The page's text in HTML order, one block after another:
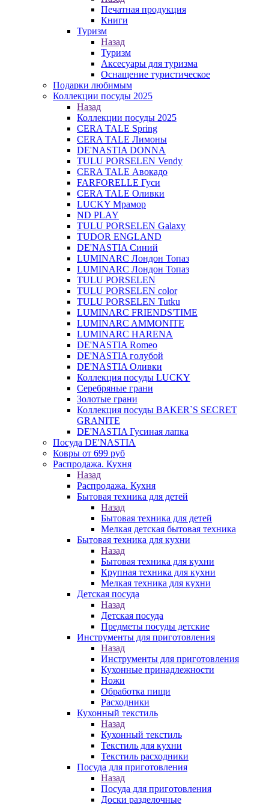
Печатная продукция
Книги
Туризм
Назад
Туризм
Аксесуары для туризма
Оснащение туристическое
Подарки любимым
Коллекции посуды 2025
Назад
Коллекции посуды 2025
CERA TALE Spring
CERA TALE Лимоны
DE'NASTIA DONNA
TULU PORSELEN Vendy
CERA TALE Авокадо
FARFORELLE Гуси
CERA TALE Оливки
LUCKY Мрамор
ND PLAY
TULU PORSELEN Galaxy
TUDOR ENGLAND
DE'NASTIA Синий
LUMINARC Лондон Топаз
LUMINARC Лондон Топаз
TULU PORSELEN
TULU PORSELEN color
TULU PORSELEN Tutku
LUMINARC FRIENDS'TIME
LUMINARC AMMONITE
LUMINARC HARENA
DE'NASTIA Romeo
DE'NASTIA голубой
DE'NASTIA Оливки
Коллекция посуды LUCKY
Серебряные грани
Золотые грани
Коллекция посуды BAKER`S SECRET
GRANITE
DE'NASTIA Гусиная лапка
Посуда DE'NASTIA
Ковры от 699 руб
Распродажа. Кухня
Назад
Распродажа. Кухня
Бытовая техника для детей
Назад
Бытовая техника для детей
Мелкая детская бытовая техника
Бытовая техника для кухни
Назад
Бытовая техника для кухни
Крупная техника для кухни
Мелкая техника для кухни
Детская посуда
Назад
Детская посуда
Предметы посуды детские
Инструменты для приготовления
Назад
Инструменты для приготовления
Кухонные принадлежности
Ножи
Обработка пищи
Расходники
Кухонный текстиль
Назад
Кухонный текстиль
Текстиль для кухни
Текстиль расходники
Посуда для приготовления
Назад
Посуда для приготовления
Доски разделочные